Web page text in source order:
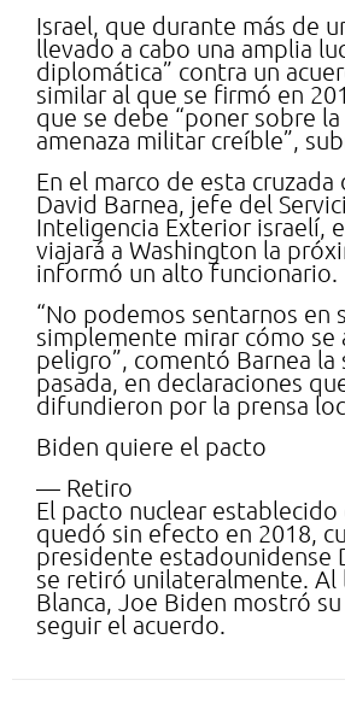
Israel, que durante más de
llevado a cabo una amplia
diplomática” contra un
similar al que se firmó en
que se debe “poner sobre la
amenaza militar creíble”,
En el marco de esta cruzada
David Barnea, jefe del
Inteligencia Exterior israelí,
viajará a Washington la
informó un alto funcionario.
“No podemos sentarnos en
simplemente mirar cómo se
peligro”, comentó Barnea la
pasada, en declaraciones
difundieron por la prensa
Biden quiere el pacto
— Retiro
El pacto nuclear establecido
quedó sin efecto en 2018,
presidente estadounidense
se retiró unilateralmente. Al
Blanca, Joe Biden mostró
seguir el acuerdo.